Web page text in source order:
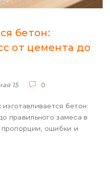
бетон:
от цемента до
15 0
бетон:
правильного замеса в
ошибки и